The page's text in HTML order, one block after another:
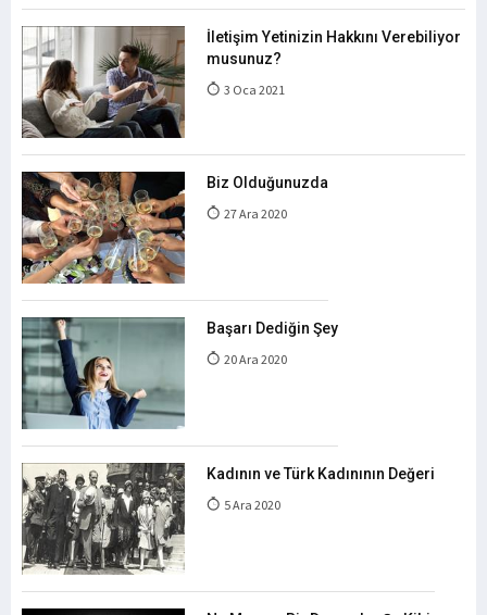
İletişim Yetinizin Hakkını Verebiliyor
musunuz?
3 Oca 2021
Biz Olduğunuzda
27 Ara 2020
Başarı Dediğin Şey
20 Ara 2020
Kadının ve Türk Kadınının Değeri
5 Ara 2020